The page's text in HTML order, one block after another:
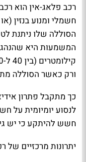
רכב פלאג-אין הוא
חשמלי ומנוע בנזין
הסוללה שלו ניתנת
המשמעות היא
ורק כאשר הסוללה
כך מתקבל פתרון
לנסוע יומיומית על
חשש להיתקע כי יש
יתרונות מרכזיים של